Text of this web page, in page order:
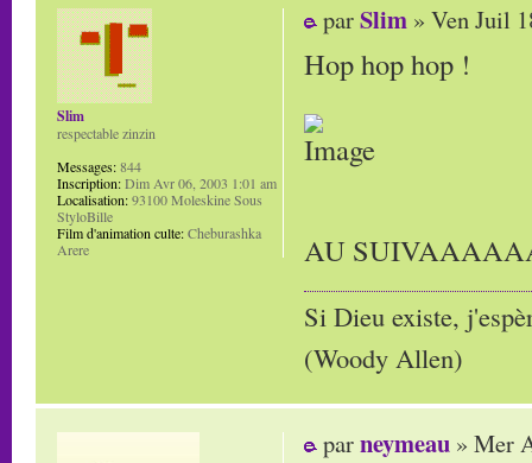
parSlim » Ven Juil
Hop hop hop !
AU
Si Dieu existe,
(Woody Allen)
Slim
respectable zinzin
Messages:844
Inscription:Dim Avr 06, 2003 1:01 am
Localisation:93100 Moleskine Sous
StyloBille
Film d'animation culte:Cheburashka
Arere
parneymeau » Mer